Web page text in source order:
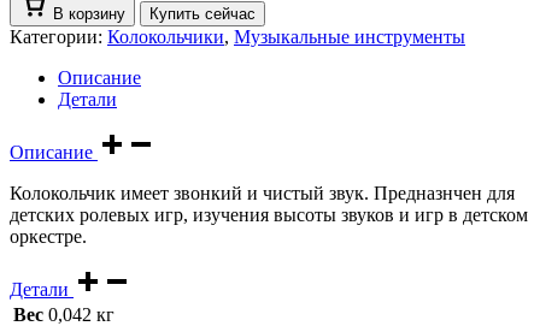
В корзину Купить сейчас
Категории: Колокольчики, Музыкальные инструменты
Описание
Детали
Описание
Колокольчик имеет звонкий и чистый звук. Предназнчен для
детских ролевых игр, изучения высоты звуков и игр в детском
оркестре.
Детали
Вес 0,042 кг